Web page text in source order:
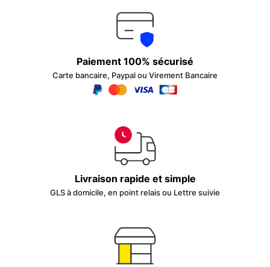
Paiement 100% sécurisé
Carte bancaire, Paypal ou Virement Bancaire
Livraison rapide et simple
GLS à domicile, en point relais ou Lettre suivie